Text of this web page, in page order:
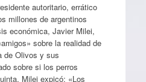
autoritario, errático
millones de argentinos
económica, Javier Milei,
sobre la realidad de
de Olivos y sus
sobre si los perros
Milei expicó: «Los